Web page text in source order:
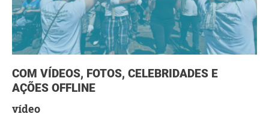
COM VÍDEOS, FOTOS, CELEBRIDADES E
AÇÕES OFFLINE
vídeo